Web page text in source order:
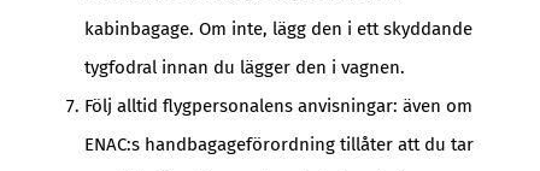
kabinbagage. Om inte, lägg den i ett skyddande
tygfodral innan du lägger den i vagnen.
Följ alltid flygpersonalens anvisningar: även om
ENAC:s handbagageförordning tillåter att du tar